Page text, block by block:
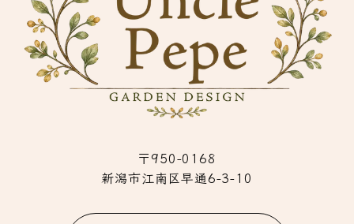
〒950-0168
新潟市江南区早通6-3-10